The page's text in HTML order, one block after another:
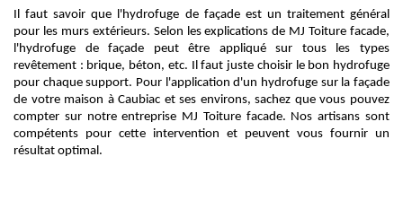
Il faut savoir que l'hydrofuge de façade est un traitement général
pour les murs extérieurs. Selon les explications de MJ Toiture facade,
l'hydrofuge de façade peut être appliqué sur tous les types
revêtement : brique, béton, etc. Il faut juste choisir le bon hydrofuge
pour chaque support. Pour l'application d'un hydrofuge sur la façade
de votre maison à Caubiac et ses environs, sachez que vous pouvez
compter sur notre entreprise MJ Toiture facade. Nos artisans sont
compétents pour cette intervention et peuvent vous fournir un
résultat optimal.